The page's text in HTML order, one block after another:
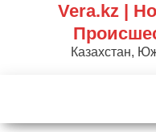
Vera.kz |
Казахстан,